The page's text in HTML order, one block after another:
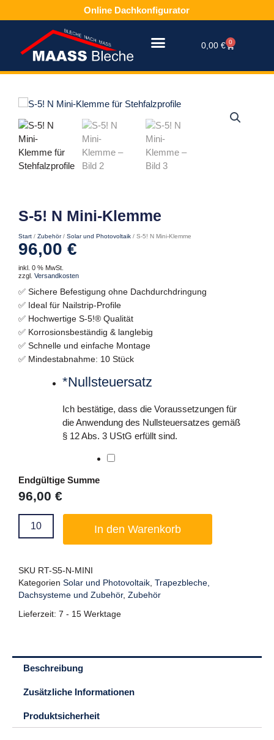
Inhalt
Online Dachkonfigurator
0,00 € 0
Warenkorb
S-5! N Mini-Klemme
Start / Zubehör/ Solar und Photovoltaik / S-5! N Mini-Klemme
96,00 €
inkl. 0 % MwSt.
zzgl. Versandkosten
✅ Sichere Befestigung ohne Dachdurchdringung
✅ Ideal für Nailstrip-Profile
✅ Hochwertige S-5!® Qualität
✅ Korrosionsbeständig & langlebig
✅ Schnelle und einfache Montage
✅ Mindestabnahme: 10 Stück
*Nullsteuersatz
Ich bestätige, dass die Voraussetzungen für
die Anwendung des Nullsteuersatzes gemäß
§ 12 Abs. 3 UStG erfüllt sind.
Endgültige Summe
96,00 €
In den Warenkorb
SKU RT-S5-N-MINI
Kategorien Solar und Photovoltaik, Trapezbleche,
Dachsysteme und Zubehör, Zubehör
Lieferzeit: 7 - 15 Werktage
Beschreibung
Zusätzliche Informationen
Produktsicherheit